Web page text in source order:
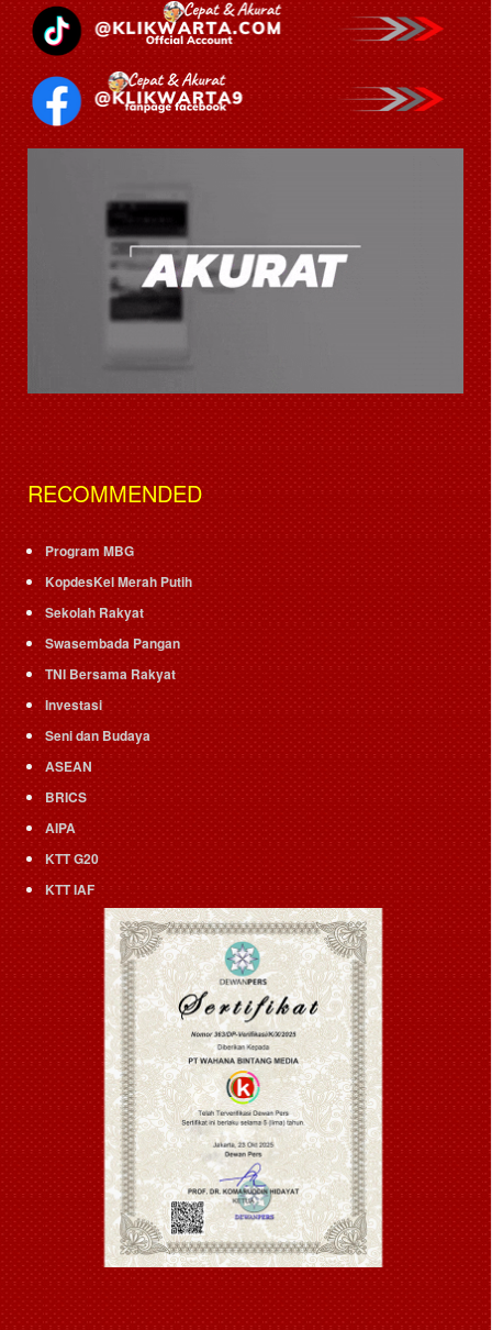
RECOMMENDED
Program MBG
KopdesKel Merah Putih
Sekolah Rakyat
Swasembada Pangan
TNI Bersama Rakyat
Investasi
Seni dan Budaya
ASEAN
BRICS
AIPA
KTT G20
KTT IAF